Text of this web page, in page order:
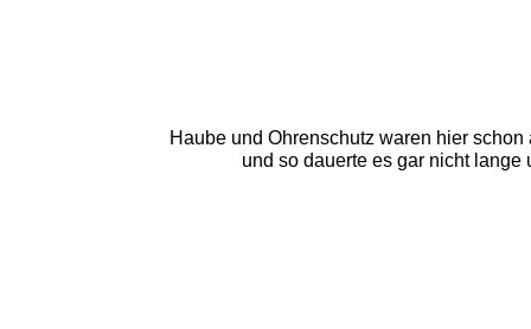
Haube und Ohrenschutz waren hier
und so dauerte es gar nicht